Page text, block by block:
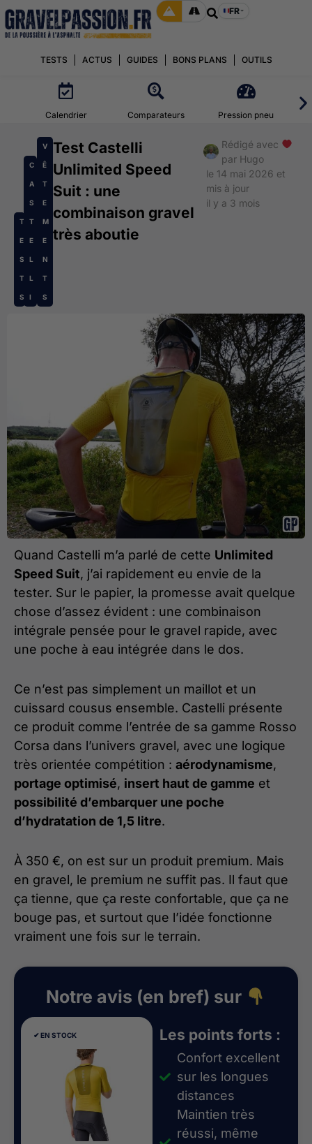
FR
TESTS ACTUS GUIDES BONS PLANS OUTILS
Calendrier Comparateurs Pression pneu
T
E
S
T
S
C
A
S
T
E
L
L
I
V
Ê
T
E
M
E
N
T
S
Test Castelli
Unlimited Speed
Suit : une
combinaison gravel
très aboutie
Rédigé avec
par Hugo
le 14 mai 2026 et
mis à jour
il y a 3 mois
Quand Castelli m’a parlé de cette Unlimited
Speed Suit, j’ai rapidement eu envie de la
tester. Sur le papier, la promesse avait quelque
chose d’assez évident : une combinaison
intégrale pensée pour le gravel rapide, avec
une poche à eau intégrée dans le dos.
Ce n’est pas simplement un maillot et un
cuissard cousus ensemble. Castelli présente
ce produit comme l’entrée de sa gamme Rosso
Corsa dans l’univers gravel, avec une logique
très orientée compétition : aérodynamisme,
portage optimisé, insert haut de gamme et
possibilité d’embarquer une poche
d’hydratation de 1,5 litre.
À 350 €, on est sur un produit premium. Mais
en gravel, le premium ne suffit pas. Il faut que
ça tienne, que ça reste confortable, que ça ne
bouge pas, et surtout que l’idée fonctionne
vraiment une fois sur le terrain.
Notre avis (en bref) sur
✔︎ EN STOCK Les points forts :
Confort excellent
sur les longues
distances
Maintien très
réussi, même